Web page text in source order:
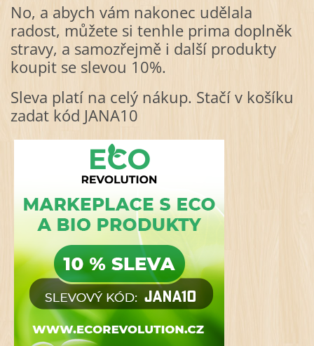
No, a abych vám nakonec udělala
radost, můžete si tenhle prima doplněk
stravy, a samozřejmě i další produkty
koupit se slevou 10%.
Sleva platí na celý nákup. Stačí v košíku
zadat kód JANA10